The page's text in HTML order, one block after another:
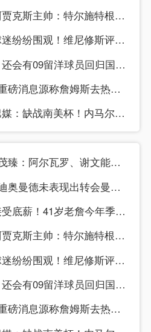
【球迷报道】阿贾克斯主帅：特尔施特根是我们感兴趣的球员，但他
【值得一看】球迷纷纷围观！维尼修斯评论哈兰德：生日快乐兄弟，
【中超】董路：还会有09留洋球员回归国内，不是不想留洋而是现
[詹姆斯]美记：重磅消息源称詹姆斯去热火是必然的 预计本周末
【体育报道】巴媒：缺战南美杯！内马尔当晚现身巴西扑克锦标赛
[你怎么看？]宿茂臻：阿尔瓦罗、谢文能下周跟队训练，李源一八
[转会]罗马诺：迪奥曼德未表现出转会曼城枪手意愿，皇马1亿欧
【体育世界】接受底薪！41岁老詹今年季后赛38.4分钟&23
【球迷报道】阿贾克斯主帅：特尔施特根是我们感兴趣的球员，但他
【值得一看】球迷纷纷围观！维尼修斯评论哈兰德：生日快乐兄弟，
【中超】董路：还会有09留洋球员回归国内，不是不想留洋而是现
[詹姆斯]美记：重磅消息源称詹姆斯去热火是必然的 预计本周末